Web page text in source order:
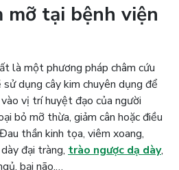
mỡ tại bệnh viện
là một phương pháp châm cứu
dụng cây kim chuyên dụng để
vị trí huyệt đạo của người
bỏ mỡ thừa, giảm cân hoặc điều
thần kinh tọa, viêm xoang,
đại tràng, trào ngược dạ dày,
bại não,…